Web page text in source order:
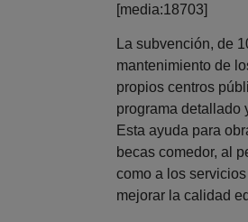
[media:18703]
La subvención, de
mantenimiento de
propios centros
programa detallado
Esta ayuda para
becas comedor, al
como a los
mejorar la calidad